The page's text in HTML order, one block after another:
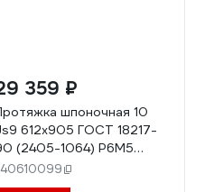
359 ₽
шпоночная 10
612x905 ГОСТ 18217-
(2405-1064) Р6М5
Beltools ri.135.219
40610099